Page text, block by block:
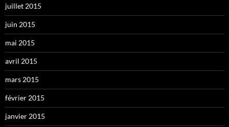
juillet 2015
juin 2015
mai 2015
avril 2015
mars 2015
février 2015
janvier 2015